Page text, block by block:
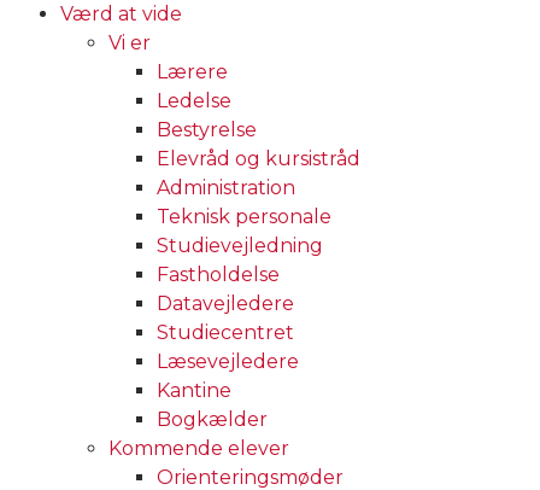
Værd at vide
Vi er
Lærere
Ledelse
Bestyrelse
Elevråd og kursistråd
Administration
Teknisk personale
Studievejledning
Fastholdelse
Datavejledere
Studiecentret
Læsevejledere
Kantine
Bogkælder
Kommende elever
Orienteringsmøder